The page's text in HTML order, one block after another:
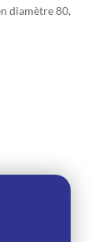
diamètre 80,